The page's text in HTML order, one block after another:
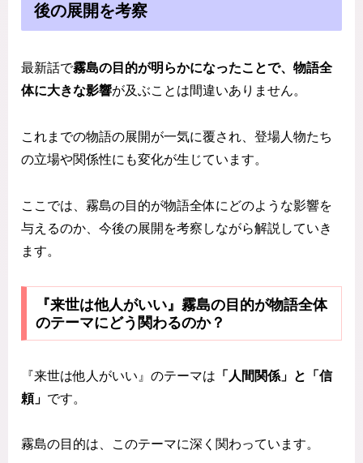
後の展開を考察
最新話で霧島の目的が明らかになったことで、物語全
体に大きな影響が及ぶことは間違いありません。
これまでの物語の展開が一気に覆され、登場人物たち
の立場や関係性にも変化が生じています。
ここでは、霧島の目的が物語全体にどのような影響を
与えるのか、今後の展開を考察しながら解説していき
ます。
『来世は他人がいい』霧島の目的が物語全体
のテーマにどう関わるのか？
『来世は他人がいい』のテーマは 「人間関係」と「信
頼」 です。
霧島の目的は、このテーマに深く関わっています。